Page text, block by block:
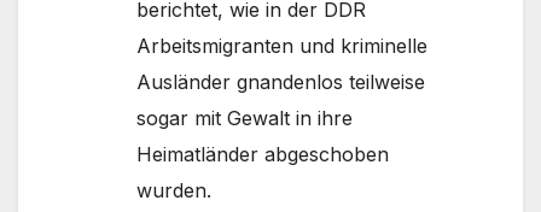
berichtet, wie in der DDR
Arbeitsmigranten und kriminelle
Ausländer gnandenlos teilweise
sogar mit Gewalt in ihre
Heimatländer abgeschoben
wurden.